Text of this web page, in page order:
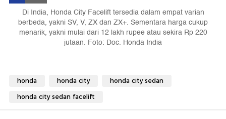
Di India, Honda City Facelift tersedia dalam empat varian
berbeda, yakni SV, V, ZX dan ZX+. Sementara harga cukup
menarik, yakni mulai dari 12 lakh rupee atau sekira Rp 220
jutaan. Foto: Doc. Honda India
honda honda city honda city sedan
honda city sedan facelift